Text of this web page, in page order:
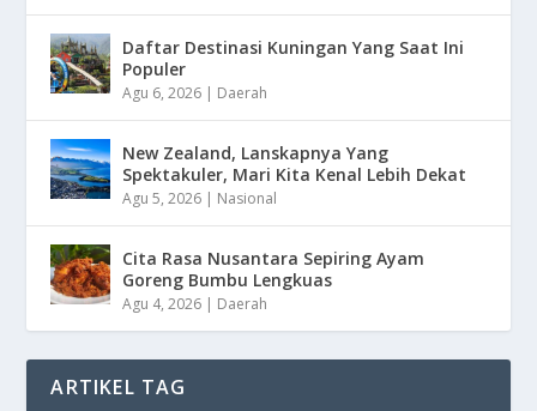
Daftar Destinasi Kuningan Yang Saat Ini
Populer
Agu 6, 2026 | Daerah
New Zealand, Lanskapnya Yang
Spektakuler, Mari Kita Kenal Lebih Dekat
Agu 5, 2026 | Nasional
Cita Rasa Nusantara Sepiring Ayam
Goreng Bumbu Lengkuas
Agu 4, 2026 | Daerah
ARTIKEL TAG